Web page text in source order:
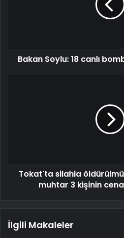
Bakan Soylu: 18 canlı
Tokat'ta silahla
muhtar 3 kişinin
İlgili Makaleler